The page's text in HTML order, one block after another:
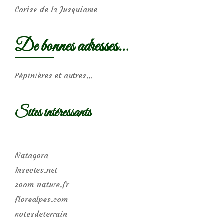
Corise de la Jusquiame
De bonnes adresses…
Pépinières et autres…
Sites intéressants
Natagora
Insectes.net
zoom-nature.fr
florealpes.com
notesdeterrain